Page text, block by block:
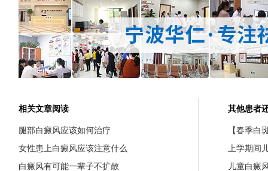
相关文章阅读
腿部白癜风应该如何治疗
女性患上白癜风应该注意什么
白癜风有可能一辈子不扩散
其他患者
【春季白
上学期间
儿童白癜